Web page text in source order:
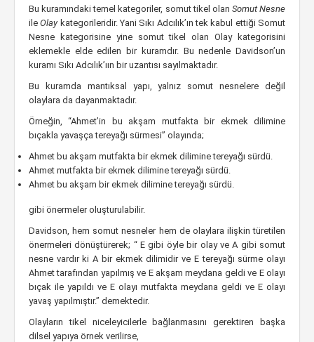
Bu kuramındaki temel kategoriler, somut tikel olan Somut Nesne
ileOlay kategorileridir. Yani Sıkı Adcılık’ın tek kabul ettiği Somut
Nesne kategorisine yine somut tikel olan Olay kategorisini
eklemekle elde edilen bir kuramdır. Bu nedenle Davidson’un
kuramı Sıkı Adcılık’ıın bir uzantısı sayılmaktadır.
Bu kuramda mantıksal yapı, yalnız somut nesnelere değil
olaylara da dayanmaktadır.
Örneğin, “Ahmet’in bu akşam mutfakta bir ekmek dilimine
bıçakla yavaşça tereyağı sürmesi” olayında;
Ahmet bu akşam mutfakta bir ekmek dilimine tereyağı sürdü.
Ahmet mutfakta bir ekmek dilimine tereyağı sürdü.
Ahmet bu akşam bir ekmek dilimine tereyağı sürdü.
gibi önermeler oluşturulabilir.
Davidson, hem somut nesneler hem de olaylara ilişkin türetilen
önermeleri dönüştürerek; “ E gibi öyle bir olay ve A gibi somut
nesne vardır ki A bir ekmek dilimidir ve E tereyağı sürme olayı
Ahmet tarafından yapılmış ve E akşam meydana geldi ve E olayı
bıçak ile yapıldı ve E olayı mutfakta meydana geldi ve E olayı
yavaş yapılmıştır.” demektedir.
Olayların tikel niceleyicilerle bağlanmasını gerektiren başka
dilsel yapıya örnek verilirse,